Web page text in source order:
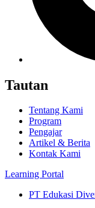
Tautan
Tentang Kami
Program
Pengajar
Artikel & Berita
Kontak Kami
Learning Portal
PT Edukasi